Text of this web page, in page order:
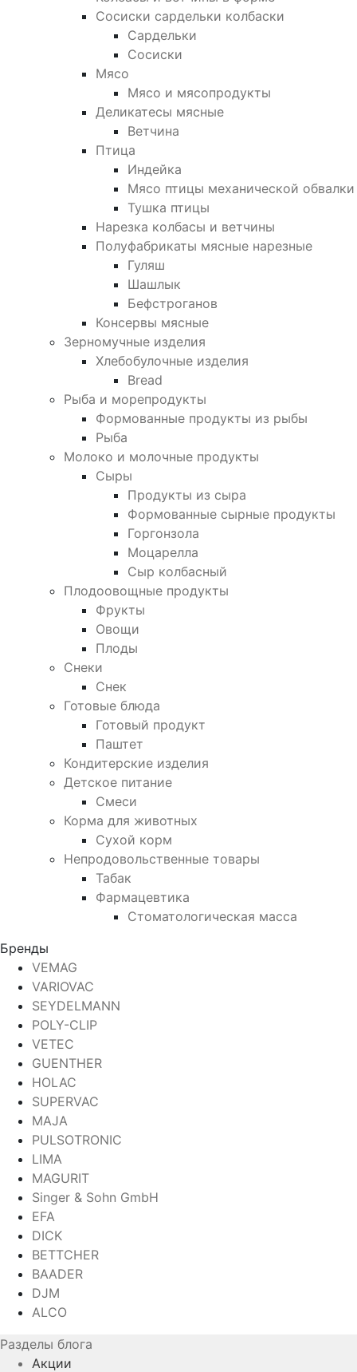
Сосиски сардельки колбаски
Сардельки
Сосиски
Мясо
Мясо и мясопродукты
Деликатесы мясные
Ветчина
Птица
Индейка
Мясо птицы механической обвалки
Тушка птицы
Нарезка колбасы и ветчины
Полуфабрикаты мясные нарезные
Гуляш
Шашлык
Бефстроганов
Консервы мясные
Зерномучные изделия
Хлебобулочные изделия
Bread
Рыба и морепродукты
Формованные продукты из рыбы
Рыба
Молоко и молочные продукты
Сыры
Продукты из сыра
Формованные сырные продукты
Горгонзола
Моцарелла
Сыр колбасный
Плодоовощные продукты
Фрукты
Овощи
Плоды
Снеки
Снек
Готовые блюда
Готовый продукт
Паштет
Кондитерские изделия
Детское питание
Смеси
Корма для животных
Сухой корм
Непродовольственные товары
Табак
Фармацевтика
Стоматологическая масса
Бренды
VEMAG
VARIOVAC
SEYDELMANN
POLY-CLIP
VETEC
GUENTHER
HOLAC
SUPERVAC
MAJA
PULSOTRONIC
LIMA
MAGURIT
Singer & Sohn GmbH
EFA
DICK
BETTCHER
BAADER
DJM
ALCO
Разделы блога
Акции